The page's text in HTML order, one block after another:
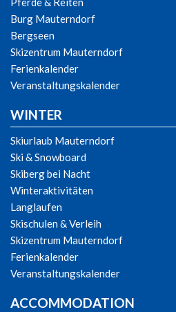
Burg Mauterndorf
Bergseen
Skizentrum Mauterndorf
Ferienkalender
Veranstaltungskalender
WINTER
Skiurlaub Mauterndorf
Ski & Snowboard
Skiberg bei Nacht
Winteraktivitäten
Langlaufen
Skischulen & Verleih
Skizentrum Mauterndorf
Ferienkalender
Veranstaltungskalender
ACCOMMODATION